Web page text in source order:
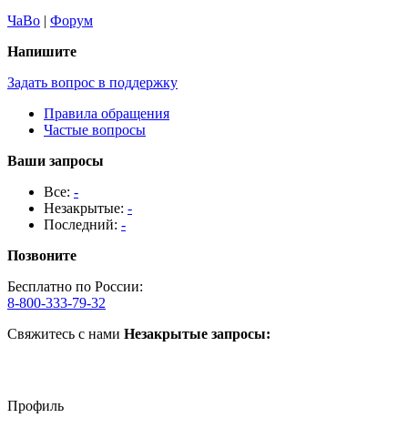
ЧаВо | Форум
Напишите
Задать вопрос в поддержку
Правила обращения
Частые вопросы
Ваши запросы
Все: -
Незакрытые: -
Последний: -
Позвоните
Бесплатно по России:
8-800-333-79-32
Свяжитесь с нами Незакрытые запросы:
Профиль